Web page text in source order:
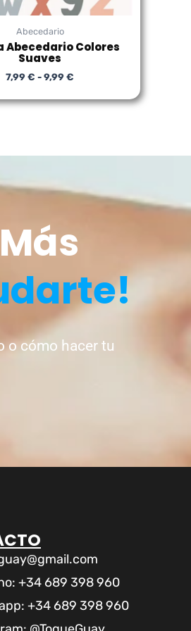
Abecedario
Abecedario Colores
Suaves
7,99€ -9,99€
o cómo hacer tu
+34 689 398 960
+34 689 398 960